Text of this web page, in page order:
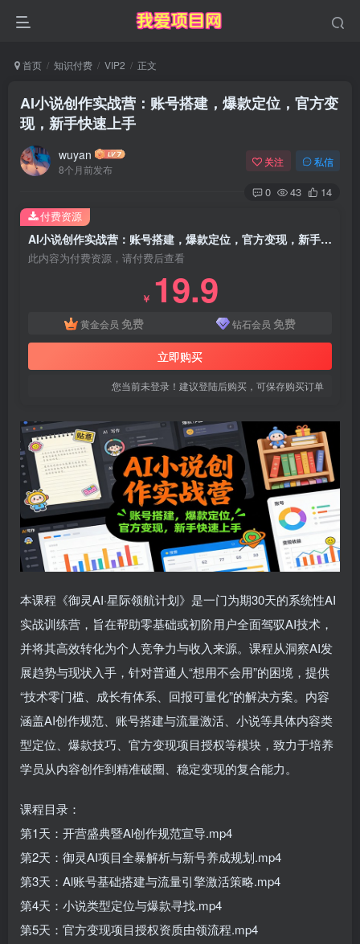
首页 知识付费 VIP2 正文
AI小说创作实战营：账号搭建，爆款定位，官方变
现，新手快速上手
wuyan
8个月前发布
关注 私信
0 43 14
AI小说创作实战营：账号搭建，爆款定位，官方变现，新手快速上手
此内容为付费资源，请付费后查看
￥ 19.9
黄金会员 免费 钻石会员 免费
立即购买
您当前未登录！建议登陆后购买，可保存购买订单
付费资源
本课程《御灵AI·星际领航计划》是一门为期30天的系统性AI
实战训练营，旨在帮助零基础或初阶用户全面驾驭AI技术，
并将其高效转化为个人竞争力与收入来源。课程从洞察AI发
展趋势与现状入手，针对普通人“想用不会用”的困境，提供
“技术零门槛、成长有体系、回报可量化”的解决方案。内容
涵盖AI创作规范、账号搭建与流量激活、小说等具体内容类
型定位、爆款技巧、官方变现项目授权等模块，致力于培养
学员从内容创作到精准破圈、稳定变现的复合能力。
课程目录：
第1天：开营盛典暨Al创作规范宣导.mp4
第2天：御灵AI项目全暴解析与新号养成规划.mp4
第3天：Al账号基础搭建与流量引擎激活策略.mp4
第4天：小说类型定位与爆款寻找.mp4
第5天：官方变现项目授权资质由领流程.mp4